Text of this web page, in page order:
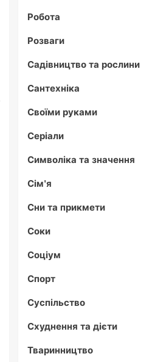
Робота
Розваги
Садівництво та рослини
Сантехніка
Своїми руками
Серіали
Символіка та значення
Сім'я
Сни та прикмети
Соки
Соціум
Спорт
Суспільство
Схуднення та дієти
Тваринництво